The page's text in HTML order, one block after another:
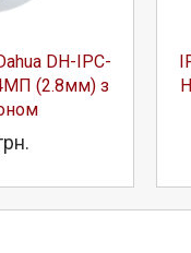
DH-IPC-
(2.8мм) з